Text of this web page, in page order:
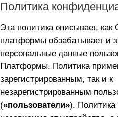
Политика
Эта политика описывает, как
платформы обрабатывает и
персональные данные
Платформы. Политика
зарегистрированным, так и к
незарегистрированным
(«пользователи»). Политика